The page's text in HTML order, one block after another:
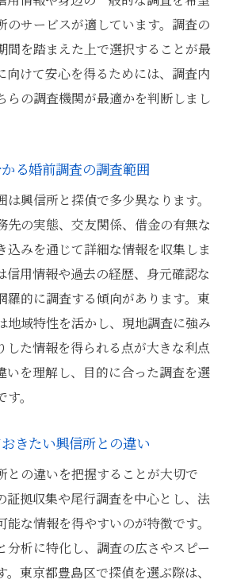
のサービスが適しています。調査の
間を踏まえた上で選択することが最
向けて安心を得るためには、調査内
らの調査機関が最適かを判断しまし
る婚前調査の調査範囲
興信所と探偵で多少異なります。
先の実態、交友関係、借金の有無な
込みを通じて詳細な情報を収集しま
信用情報や過去の経歴、身元確認な
羅的に調査する傾向があります。東
地域特性を活かし、現地調査に強み
した情報を得られる点が大きな利点
いを理解し、目的に合った調査を選
。
きたい興信所との違い
との違いを把握することが大切で
証拠収集や尾行調査を中心とし、法
な情報を得やすいのが特徴です。
分析に特化し、調査の広さやスピー
。東京都豊島区で探偵を選ぶ際は、